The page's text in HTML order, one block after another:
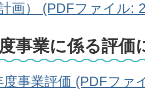
画） (PDFファイル:
事業に係る評価
度事業評価 (PDFファ